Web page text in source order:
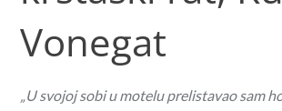
Vonegat
„U svojoj sobi u motelu prelistavao sam